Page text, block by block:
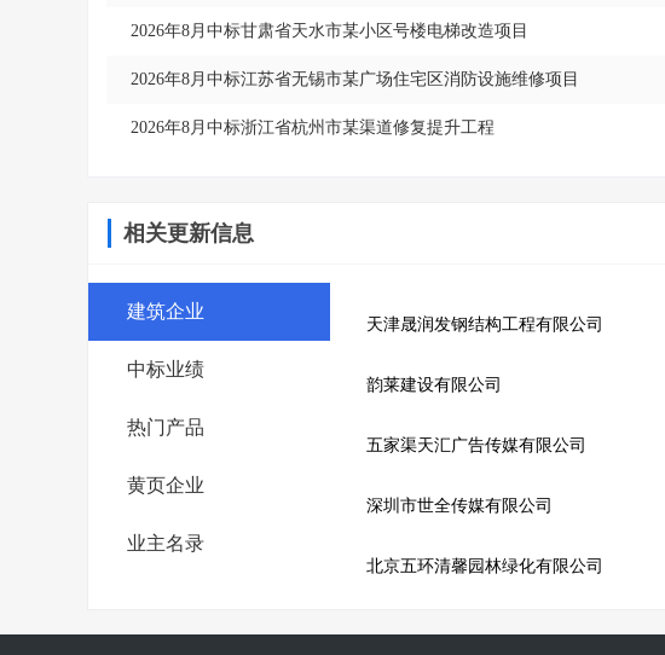
2026年8月中标甘肃省天水市某小区号楼电梯改造项目
2026年8月中标江苏省无锡市某广场住宅区消防设施维修项目
2026年8月中标浙江省杭州市某渠道修复提升工程
相关更新信息
建筑企业
中标业绩
热门产品
黄页企业
业主名录
天津晟润发钢结构工程有限公司
韵莱建设有限公司
五家渠天汇广告传媒有限公司
深圳市世全传媒有限公司
北京五环清馨园林绿化有限公司